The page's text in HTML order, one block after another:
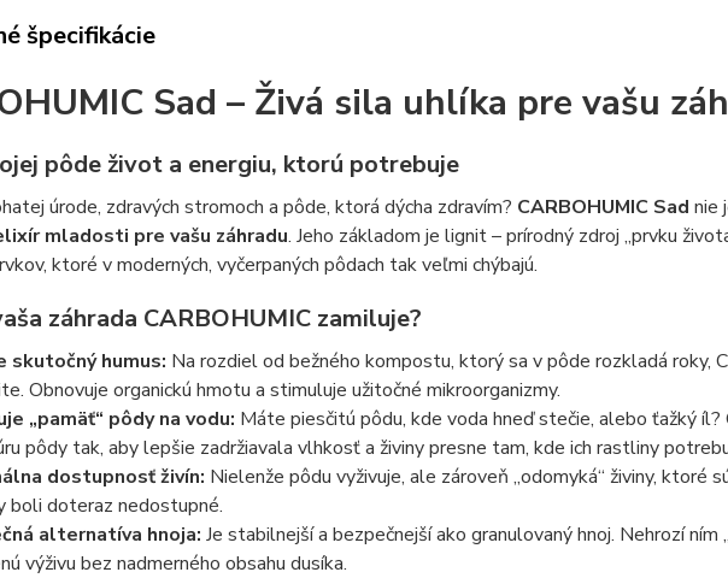
špecifikácie
Sad – Živá sila uhlíka pre vašu
pôde život a energiu, ktorú potrebuje
úrode, zdravých stromoch a pôde, ktorá dýcha zdravím? CARBOHUMIC Sad nie
mladosti pre vašu záhradu. Jeho základom je lignit – prírodný zdroj „prvku
ktoré v moderných, vyčerpaných pôdach tak veľmi chýbajú.
záhrada CARBOHUMIC zamiluje?
skutočný humus: Na rozdiel od bežného kompostu, ktorý sa v pôde rozkladá roky,
Obnovuje organickú hmotu a stimuluje užitočné mikroorganizmy.
„pamäť“ pôdy na vodu: Máte piesčitú pôdu, kde voda hneď stečie, alebo ťažký íl?
pôdy tak, aby lepšie zadržiavala vlhkosť a živiny presne tam, kde ich rastliny
dostupnosť živín: Nielenže pôdu vyživuje, ale zároveň „odomyká“ živiny, ktoré
boli doteraz nedostupné.
alternatíva hnoja: Je stabilnejší a bezpečnejší ako granulovaný hnoj. Nehrozí
výživu bez nadmerného obsahu dusíka.